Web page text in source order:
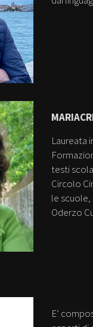
Laureata
testi
Circolo
le scuole,
Oderzo
E’